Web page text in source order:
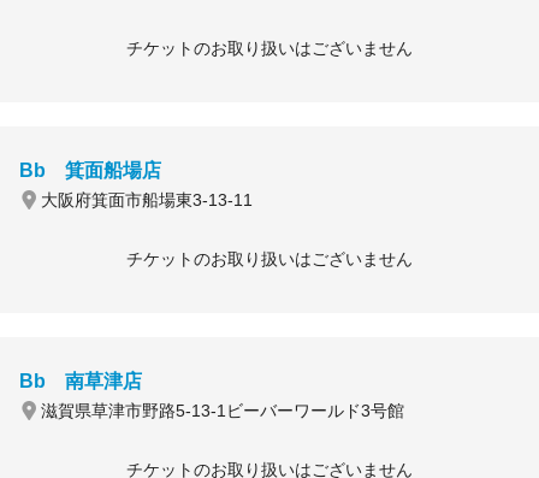
チケットのお取り扱いはございません
Bb 箕面船場店
大阪府箕面市船場東3-13-11
チケットのお取り扱いはございません
Bb 南草津店
滋賀県草津市野路5-13-1ビーバーワールド3号館
チケットのお取り扱いはございません